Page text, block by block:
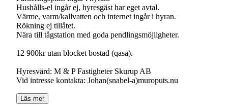
Hushålls-el ingår ej, hyresgäst har eget avtal.
Värme, varm/kallvatten och internet ingår i hyran.
Rökning ej tillåtet.
Nära till tågstation med goda pendlingsmöjligheter.
12 900kr utan blocket bostad (qasa).
Hyresvärd: M & P Fastigheter Skurup AB
Vid intresse kontakta: Johan(snabel-a)muroputs.nu
Läs mer